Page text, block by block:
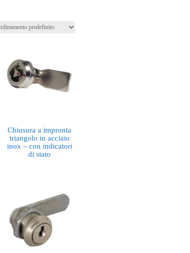
Chiusura a impronta
triangolo in acciaio
inox – con indicatori
di stato